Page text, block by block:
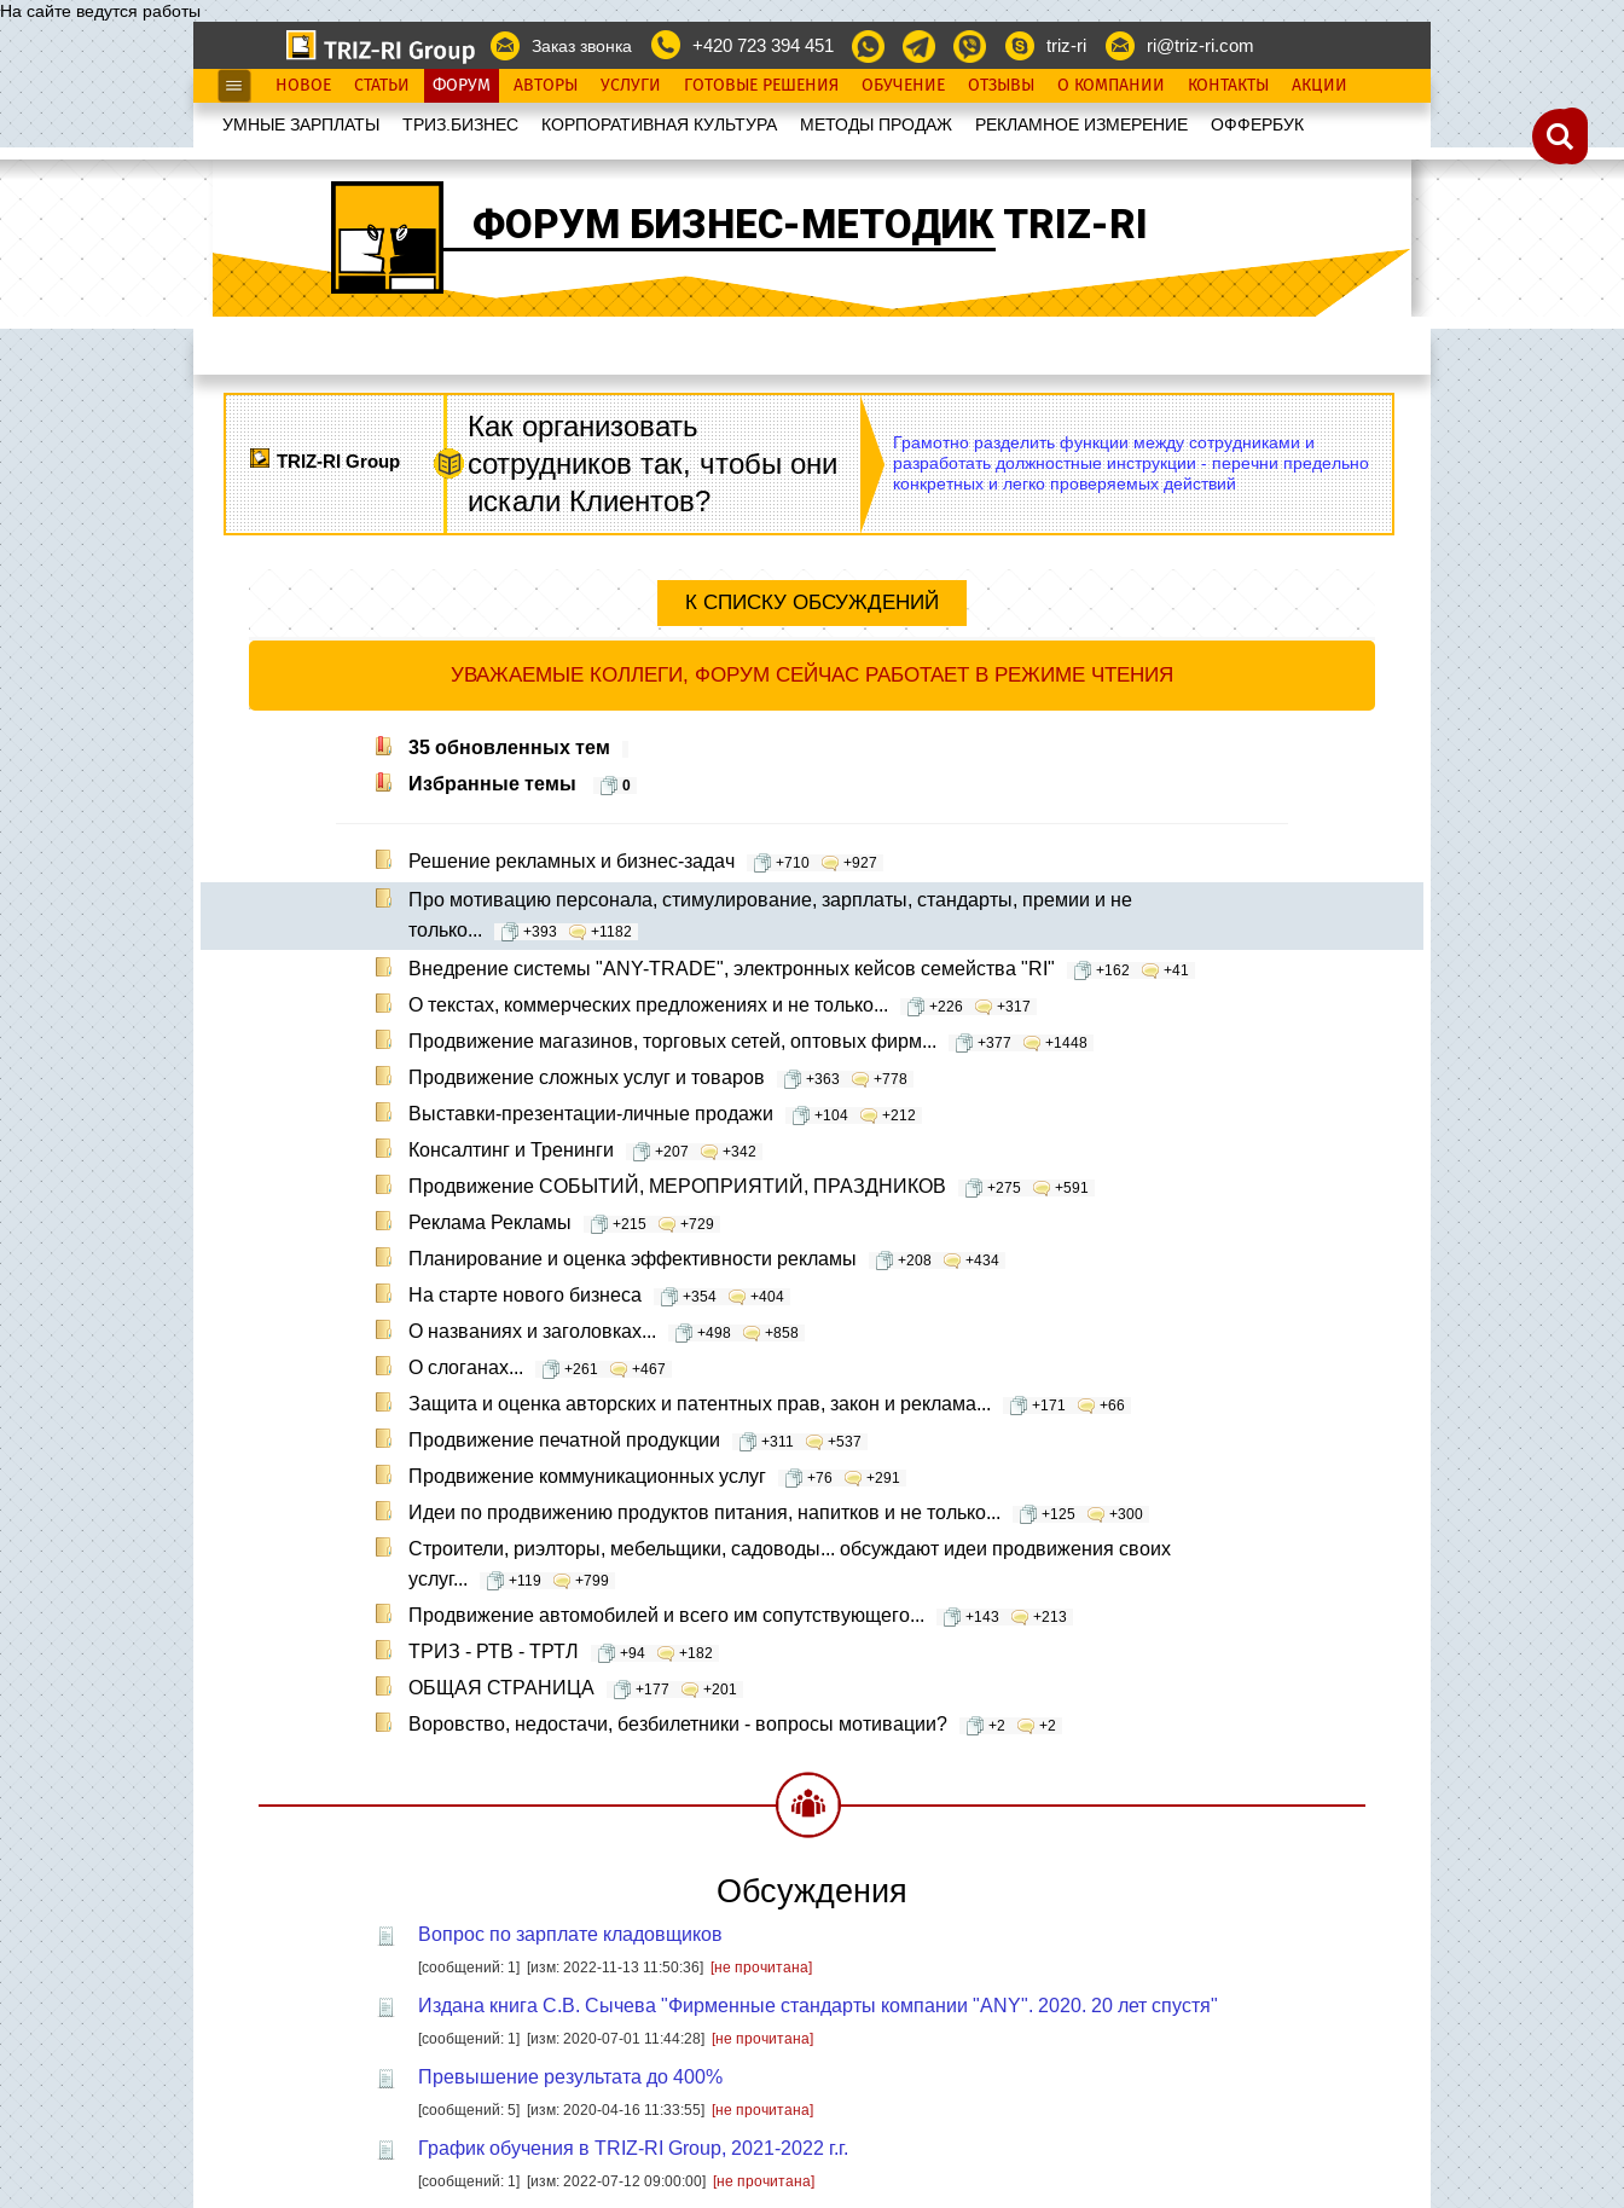
На сайте ведутся работы
Заказ звонка
+420 723 394 451 triz-ri ri@triz-ri.com
НОВОЕ СТАТЬИ ФОРУМ АВТОРЫ УСЛУГИ ГОТОВЫЕ РЕШЕНИЯ ОБУЧЕНИЕ ОТЗЫВЫ О КОМПАНИИ КОНТАКТЫ АКЦИИ
УМНЫЕ ЗАРПЛАТЫ ТРИЗ.БИЗНЕС КОРПОРАТИВНАЯ КУЛЬТУРА МЕТОДЫ ПРОДАЖ РЕКЛАМНОЕ ИЗМЕРЕНИЕ OФФЕРБУК
ФОРУМ БИЗНЕС-МЕТОДИК TRIZ-RI
TRIZ-RI Group
Как организовать
сотрудников так, чтобы они
искали Клиентов?
Грамотно разделить функции между сотрудниками и
разработать должностные инструкции - перечни предельно
конкретных и легко проверяемых действий
К СПИСКУ ОБСУЖДЕНИЙ
УВАЖАЕМЫЕ КОЛЛЕГИ, ФОРУМ СЕЙЧАС РАБОТАЕТ В РЕЖИМЕ ЧТЕНИЯ
35 обновленных тем
Избранные темы
0
Решение рекламных и бизнес-задач +710 +927
Про мотивацию персонала, стимулирование, зарплаты, стандарты, премии и не
только...
+393 +1182
Внедрение системы "ANY-TRADE", электронных кейсов семейства "RI" +162 +41
О текстах, коммерческих предложениях и не только... +226 +317
Продвижение магазинов, торговых сетей, оптовых фирм... +377 +1448
Продвижение сложных услуг и товаров +363 +778
Выставки-презентации-личные продажи +104 +212
Консалтинг и Тренинги +207 +342
Продвижение СОБЫТИЙ, МЕРОПРИЯТИЙ, ПРАЗДНИКОВ +275 +591
Реклама Рекламы +215 +729
Планирование и оценка эффективности рекламы +208 +434
На старте нового бизнеса +354 +404
О названиях и заголовках... +498 +858
О слоганах... +261 +467
Защита и оценка авторских и патентных прав, закон и реклама... +171 +66
Продвижение печатной продукции +311 +537
Продвижение коммуникационных услуг +76 +291
Идеи по продвижению продуктов питания, напитков и не только... +125 +300
Строители, риэлторы, мебельщики, садоводы... обсуждают идеи продвижения своих
услуг...
+119 +799
Продвижение автомобилей и всего им сопутствующего... +143 +213
ТРИЗ - РТВ - ТРТЛ +94 +182
ОБЩАЯ СТРАНИЦА +177 +201
Воровство, недостачи, безбилетники - вопросы мотивации? +2 +2
Обсуждения
Вопрос по зарплате кладовщиков
[сообщений: 1] [изм: 2022-11-13 11:50:36] [не прочитана]
Издана книга С.В. Сычева "Фирменные стандарты компании "ANY". 2020. 20 лет спустя"
[сообщений: 1] [изм: 2020-07-01 11:44:28] [не прочитана]
Превышение результата до 400%
[сообщений: 5] [изм: 2020-04-16 11:33:55] [не прочитана]
График обучения в TRIZ-RI Group, 2021-2022 г.г.
[сообщений: 1] [изм: 2022-07-12 09:00:00] [не прочитана]